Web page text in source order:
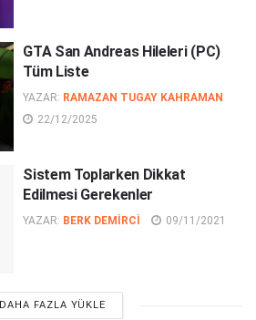
GTA San Andreas Hileleri (PC)
Tüm Liste
YAZAR: RAMAZAN TUGAY KAHRAMAN
22/12/2025
Sistem Toplarken Dikkat
Edilmesi Gerekenler
YAZAR: BERK DEMIRCI 09/11/2021
DAHA FAZLA YÜKLE